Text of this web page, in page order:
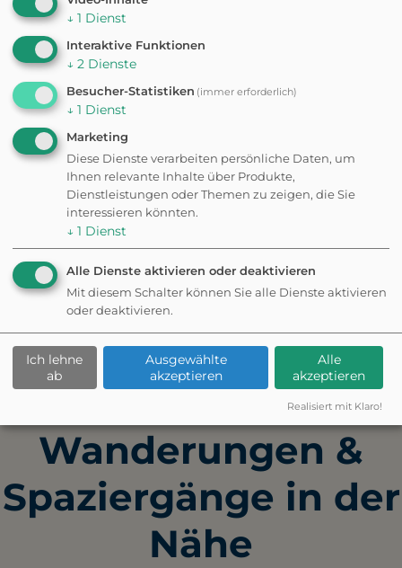
In der Nähe der Kuckucksstube Titisee gibt es
einen kostenfreien Parkplatz sowie sieben
kostenpflichtige Parkplätze.
Weitere
Ausflugsziele in der
Nähe
AUSSICHTSPUNKT
Hochfirst
Wanderungen &
Spaziergänge in der
Nähe
↓ 1 Dienst
Interaktive Funktionen
↓ 2 Dienste
Besucher-Statistiken (immer erforderlich)
↓ 1 Dienst
Marketing
Diese Dienste verarbeiten persönliche Daten, um
Ihnen relevante Inhalte über Produkte,
Dienstleistungen oder Themen zu zeigen, die Sie
interessieren könnten.
↓ 1 Dienst
Alle Dienste aktivieren oder deaktivieren
Mit diesem Schalter können Sie alle Dienste aktivieren
oder deaktivieren.
Ich lehne
ab
Ausgewählte
akzeptieren
Alle
akzeptieren
Realisiert mit Klaro!